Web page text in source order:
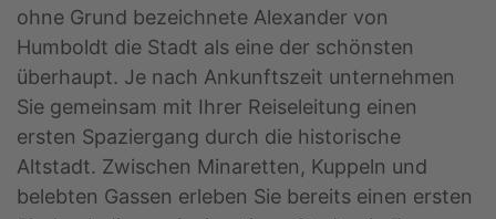
ohne Grund bezeichnete Alexander von
Humboldt die Stadt als eine der schönsten
überhaupt. Je nach Ankunftszeit unternehmen
Sie gemeinsam mit Ihrer Reiseleitung einen
ersten Spaziergang durch die historische
Altstadt. Zwischen Minaretten, Kuppeln und
belebten Gassen erleben Sie bereits einen ersten